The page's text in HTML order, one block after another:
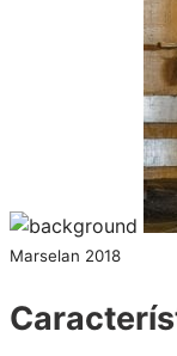
Marselan 2018